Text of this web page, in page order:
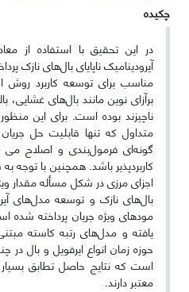
چکیده
در این تحقیق با استفاده از
آیرودینامیک ناپایای بال‌های نازک
مناسب برای توسعه کاربرد روش
برآزای نوین مانند بال‌های
ناچیزند بوده است. برای این
متداول که تنها قابلیت حل
گونه‌ای فرمول‌بندی و اصلاح می
کاربردپذیر باشد. همچنین با توجه
اجزای مرزی در شکل مسأله مقدار
بال‌های نازک و توسعه مدل‌های
مودهای ویژه جریان پرداخته
یافته و مدل‌های رتبه کاسته
حوزه زمان انواع ایرفویل و بال در
است که نتایج حاصل تطابق
معتبر دارند.